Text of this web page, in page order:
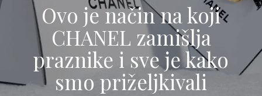
Ovo je način na koji
CHANEL zamišlja
praznike i sve je kako
smo priželjkivali